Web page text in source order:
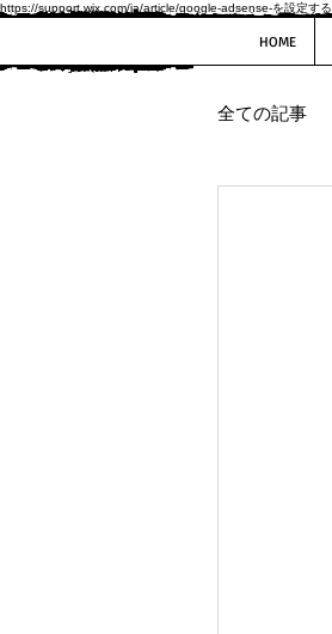
https://support.wix.com/ja/article/google-adsense-を設定する
HOME
全ての記事